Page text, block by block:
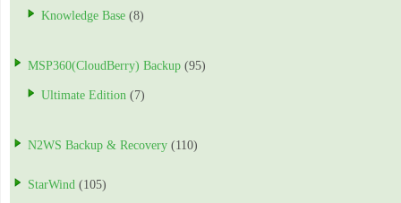
Knowledge Base (8)
MSP360(CloudBerry) Backup (95)
Ultimate Edition (7)
N2WS Backup & Recovery (110)
StarWind (105)